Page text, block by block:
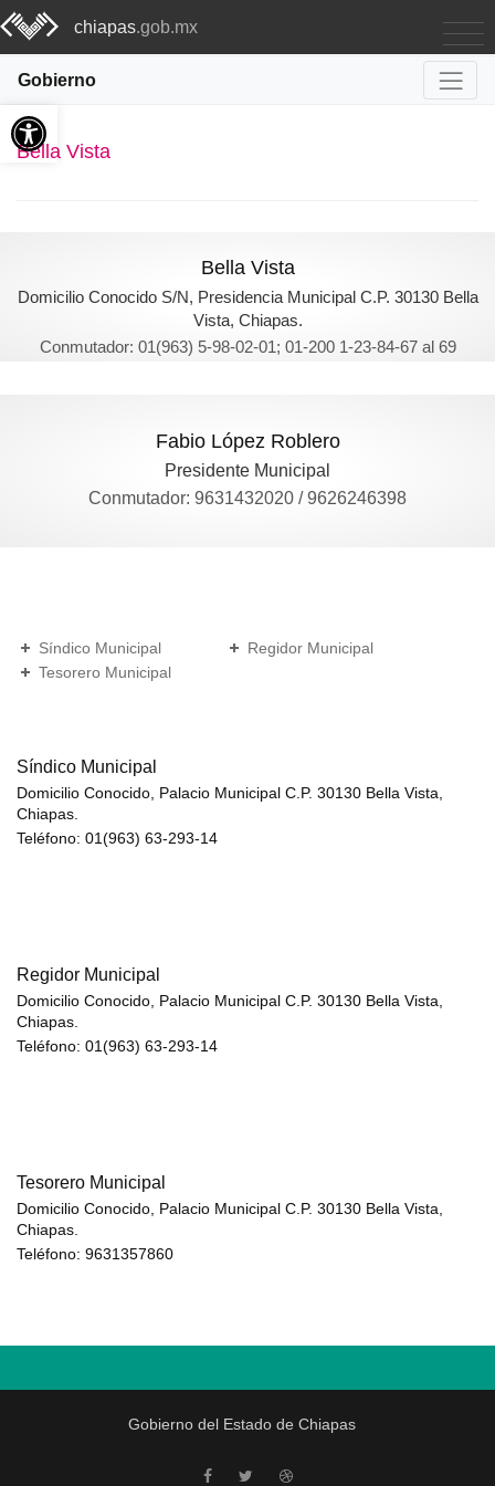
chiapas.gob.mx
Gobierno
Abrir barra de herramientas
Bella Vista
Bella Vista
Domicilio Conocido S/N, Presidencia Municipal C.P. 30130 Bella
Vista, Chiapas.
Conmutador: 01(963) 5-98-02-01; 01-200 1-23-84-67 al 69
Fabio López Roblero
Presidente Municipal
Conmutador: 9631432020 / 9626246398
Síndico Municipal
Regidor Municipal
Tesorero Municipal
Síndico Municipal
Domicilio Conocido, Palacio Municipal C.P. 30130 Bella Vista,
Chiapas.
Teléfono: 01(963) 63-293-14
Regidor Municipal
Domicilio Conocido, Palacio Municipal C.P. 30130 Bella Vista,
Chiapas.
Teléfono: 01(963) 63-293-14
Tesorero Municipal
Domicilio Conocido, Palacio Municipal C.P. 30130 Bella Vista,
Chiapas.
Teléfono: 9631357860
Gobierno del Estado de Chiapas